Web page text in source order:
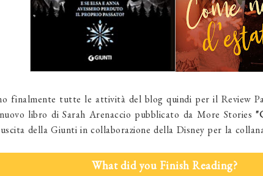
finalmente tutte le attività del blog quindi per il Review
libro di Sarah Arenaccio pubblicato da More Stories
della Giunti in collaborazione della Disney per la
What did you Finish Reading?